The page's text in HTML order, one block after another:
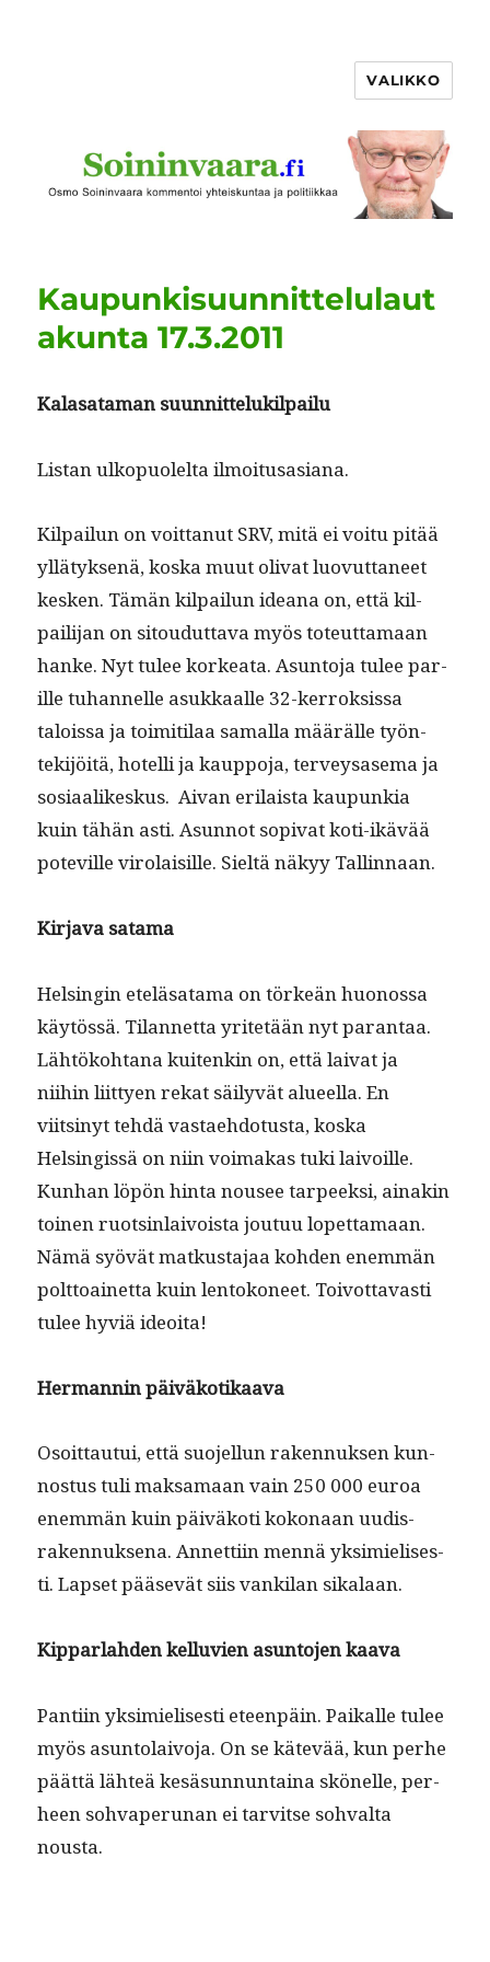
VALIKKO
Kaupunkisuunnittelulaut
akunta 17.3.2011
Kalasa­ta­man suunnittelukilpailu
Lis­tan ulkop­uolelta ilmoitusasiana.
Kil­pailun on voit­tanut SRV, mitä ei voitu pitää
yllä­tyk­senä, kos­ka muut oli­vat luovut­ta­neet
kesken. Tämän kil­pailun ideana on, että kil­
pail­i­jan on sitoudut­ta­va myös toteut­ta­maan
han­ke. Nyt tulee korkea­ta. Asun­to­ja tulee par­
ille tuhan­nelle asukkaalle 32-ker­roksis­sa
talois­sa ja toim­i­ti­laa samal­la määrälle työn­
tek­i­jöitä, hotel­li ja kaup­po­ja, ter­veysase­ma ja
sosi­aa­likeskus. Aivan eri­laista kaupunkia
kuin tähän asti. Asun­not sopi­vat koti-ikävää
poteville viro­laisille. Sieltä näkyy Tallinnaan.
Kir­ja­va satama
Helsin­gin eteläsa­ta­ma on törkeän huonos­sa
käytössä. Tilan­net­ta yritetään nyt paran­taa.
Lähtöko­htana kuitenkin on, että lai­vat ja
niihin liit­tyen rekat säi­lyvät alueel­la. En
viitsinyt tehdä vas­tae­hdo­tus­ta, kos­ka
Helsingis­sä on niin voimakas tuki laivoille.
Kun­han löpön hin­ta nousee tarpeek­si, ainakin
toinen ruotsin­laivoista joutuu lopet­ta­maan.
Nämä syövät matkus­ta­jaa kohden enem­män
polt­toainet­ta kuin lentokoneet. Toiv­ot­tavasti
tulee hyviä ideoita!
Her­man­nin päiväkotikaava
Osoit­tau­tui, että suo­jel­lun raken­nuk­sen kun­
nos­tus tuli mak­samaan vain 250 000 euroa
enem­män kuin päiväkoti kokon­aan uud­is­
raken­nuk­se­na. Annet­ti­in men­nä yksimielis­es­
ti. Lapset pää­sevät siis vanki­lan sikalaan.
Kip­par­lah­den kel­lu­vien asun­to­jen kaava
Pan­ti­in yksimielis­es­ti eteen­päin. Paikalle tulee
myös asun­to­laivo­ja. On se kätevää, kun per­he
päät­tä lähteä kesä­sun­nun­taina skönelle, per­
heen sohvape­runan ei tarvitse sohval­ta
nousta.